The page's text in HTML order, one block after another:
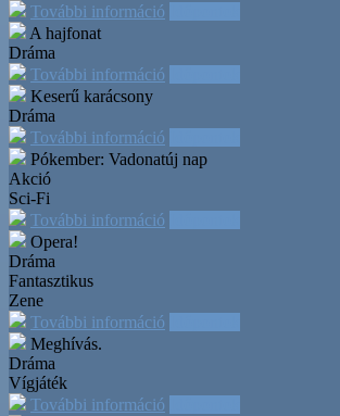
További információ
A hajfonat
Dráma
További információ
Keserű karácsony
Dráma
További információ
Pókember: Vadonatúj nap
Akció
Sci-Fi
További információ
Opera!
Dráma
Fantasztikus
Zene
További információ
Meghívás.
Dráma
Vígjáték
További információ